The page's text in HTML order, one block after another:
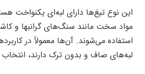
این نوع تیغ‌ها دارای لبه‌ای یکنواخت
مواد سخت مانند سنگ‌های گرانبها و
استفاده می‌شوند. آن‌ها معمولاً در
لبه‌های صاف و بدون ترک دارند،